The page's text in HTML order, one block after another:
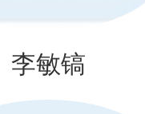
李敏镐